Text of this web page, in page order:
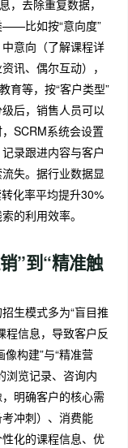
，去除重复数据，
——比如按“意向度”
意向（了解课程详
讯、偶尔互动），
育等，按“客户类型”
后，销售人员可以
SCRM系统会设置
录跟进内容与客户
失。据行业数据显
化率平均提升30%
的利用效率。
”到“精准触
生模式多为“盲目推
信息，导致客户反
构建”与“精准营
浏览记录、咨询内
明确客户的核心需
冲刺）、消费能
化的课程信息、优